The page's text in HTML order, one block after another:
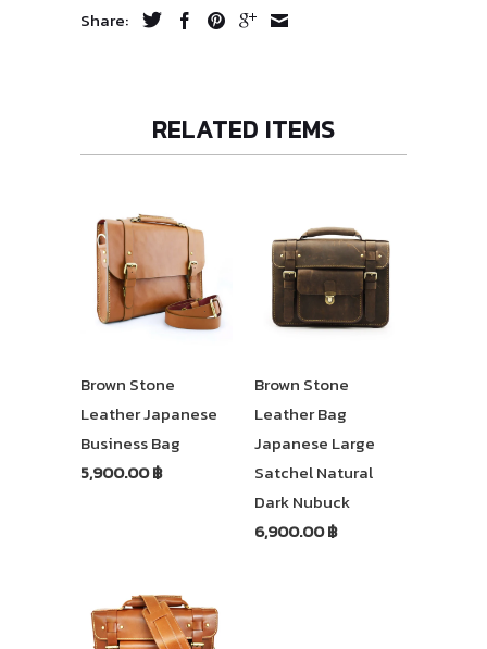
Share:
RELATED ITEMS
Brown Stone
Leather Japanese
Business Bag
5,900.00 ฿
Brown Stone
Leather Bag
Japanese Large
Satchel Natural
Dark Nubuck
6,900.00 ฿